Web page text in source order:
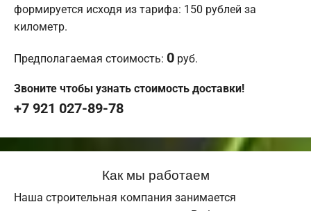
формируется исходя из тарифа: 150 рублей за
километр.
Предполагаемая стоимость: 0 руб.
Звоните чтобы узнать стоимость доставки!
+7 921 027-89-78
Как мы работаем
Наша строительная компания занимается